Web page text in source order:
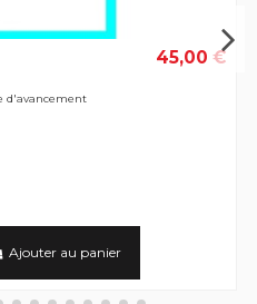
45,00 €
d'avancement
Ajouter au panier